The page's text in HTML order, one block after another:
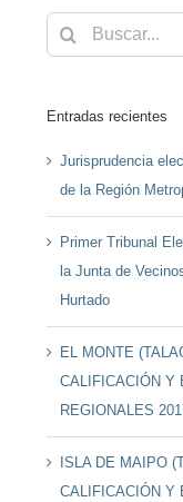
Buscar:
Entradas recientes
Jurisprudencia
de la Región
Primer Tribunal
la Junta de
Hurtado
EL MONTE
CALIFICACIÓN Y
REGIONALES
ISLA DE MAIPO
CALIFICACIÓN Y